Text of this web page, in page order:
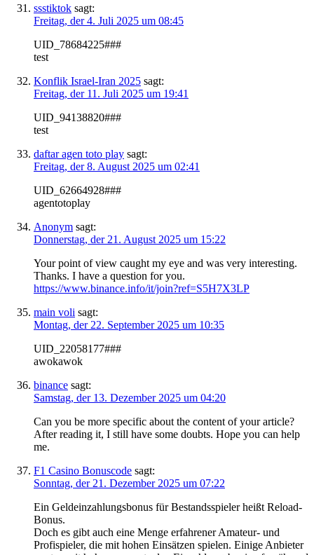
ssstiktok sagt:
Freitag, der 4. Juli 2025 um 08:45
UID_78684225###
test
Konflik Israel-Iran 2025 sagt:
Freitag, der 11. Juli 2025 um 19:41
UID_94138820###
test
daftar agen toto play sagt:
Freitag, der 8. August 2025 um 02:41
UID_62664928###
agentotoplay
Anonym sagt:
Donnerstag, der 21. August 2025 um 15:22
Your point of view caught my eye and was very interesting.
Thanks. I have a question for you.
https://www.binance.info/it/join?ref=S5H7X3LP
main voli sagt:
Montag, der 22. September 2025 um 10:35
UID_22058177###
awokawok
binance sagt:
Samstag, der 13. Dezember 2025 um 04:20
Can you be more specific about the content of your article?
After reading it, I still have some doubts. Hope you can help
me.
F1 Casino Bonuscode sagt:
Sonntag, der 21. Dezember 2025 um 07:22
Ein Geldeinzahlungsbonus für Bestandsspieler heißt Reload-
Bonus.
Doch es gibt auch eine Menge erfahrener Amateur- und
Profispieler, die mit hohen Einsätzen spielen. Einige Anbieter